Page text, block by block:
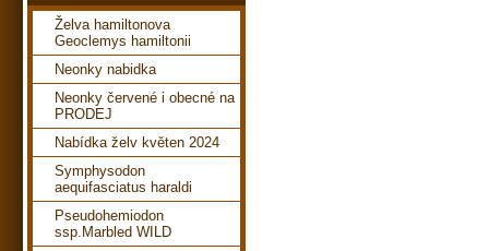
Želva hamiltonova
Geoclemys hamiltonii
Neonky nabidka
Neonky červené i obecné na
PRODEJ
Nabídka želv květen 2024
Symphysodon
aequifasciatus haraldi
Pseudohemiodon
ssp.Marbled WILD